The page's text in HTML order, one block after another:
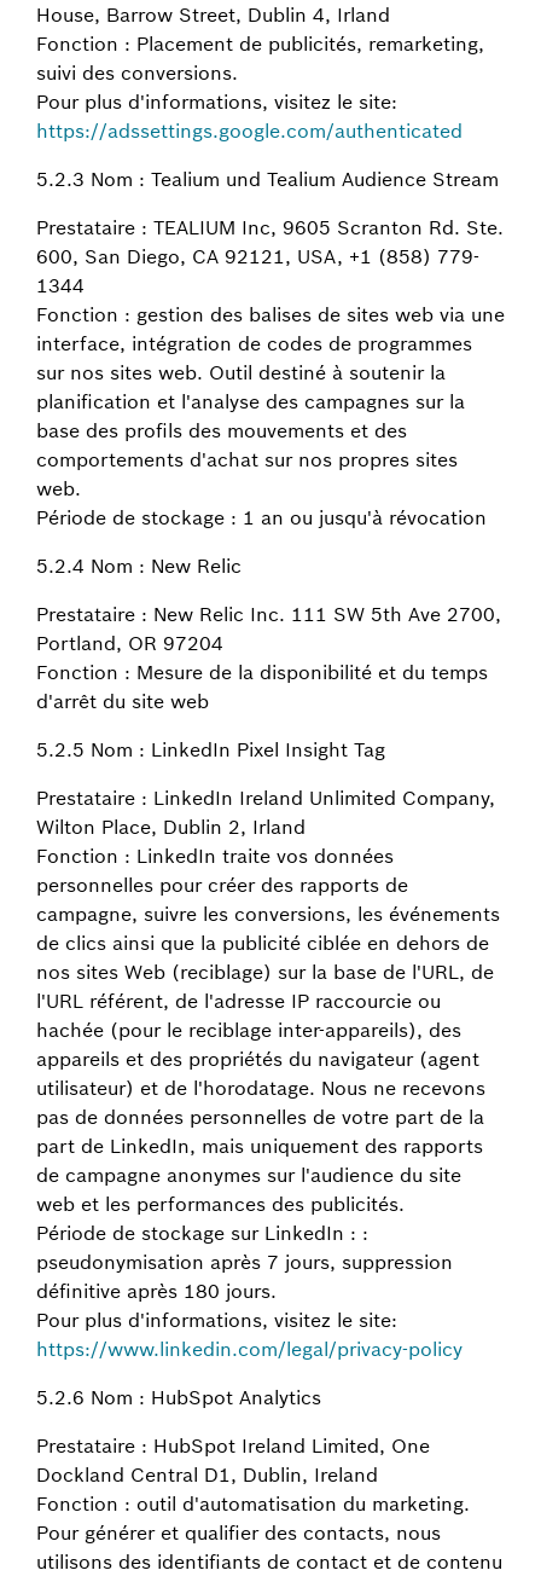
House, Barrow Street, Dublin 4, Irland
Fonction : Placement de publicités, remarketing,
suivi des conversions.
Pour plus d'informations, visitez le site:
https://adssettings.google.com/authenticated
5.2.3 Nom : Tealium und Tealium Audience Stream
Prestataire : TEALIUM Inc, 9605 Scranton Rd. Ste.
600, San Diego, CA 92121, USA, +1 (858) 779-
1344
Fonction : gestion des balises de sites web via une
interface, intégration de codes de programmes
sur nos sites web. Outil destiné à soutenir la
planification et l'analyse des campagnes sur la
base des profils des mouvements et des
comportements d'achat sur nos propres sites
web.
Période de stockage : 1 an ou jusqu'à révocation
5.2.4 Nom : New Relic
Prestataire : New Relic Inc. 111 SW 5th Ave 2700,
Portland, OR 97204
Fonction : Mesure de la disponibilité et du temps
d'arrêt du site web
5.2.5 Nom : LinkedIn Pixel Insight Tag
Prestataire : LinkedIn Ireland Unlimited Company,
Wilton Place, Dublin 2, Irland
Fonction : LinkedIn traite vos données
personnelles pour créer des rapports de
campagne, suivre les conversions, les événements
de clics ainsi que la publicité ciblée en dehors de
nos sites Web (reciblage) sur la base de l'URL, de
l'URL référent, de l'adresse IP raccourcie ou
hachée (pour le reciblage inter-appareils), des
appareils et des propriétés du navigateur (agent
utilisateur) et de l'horodatage. Nous ne recevons
pas de données personnelles de votre part de la
part de LinkedIn, mais uniquement des rapports
de campagne anonymes sur l'audience du site
web et les performances des publicités.
Période de stockage sur LinkedIn : :
pseudonymisation après 7 jours, suppression
définitive après 180 jours.
Pour plus d'informations, visitez le site:
https://www.linkedin.com/legal/privacy-policy
5.2.6 Nom : HubSpot Analytics
Prestataire : HubSpot Ireland Limited, One
Dockland Central D1, Dublin, Ireland
Fonction : outil d'automatisation du marketing.
Pour générer et qualifier des contacts, nous
utilisons des identifiants de contact et de contenu